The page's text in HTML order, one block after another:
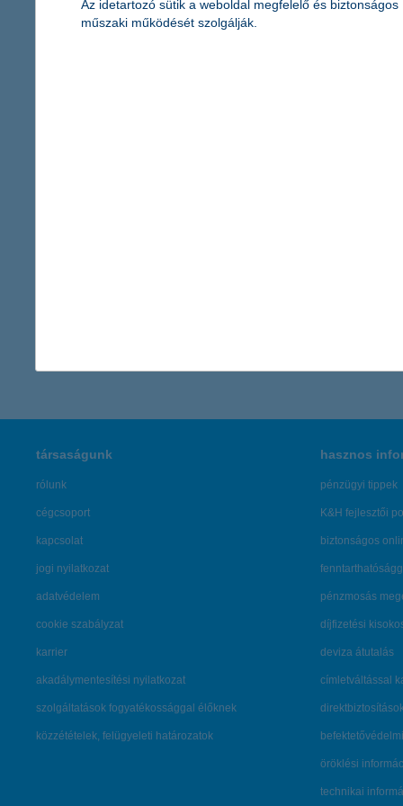
mérlegfőösszeg (IFRS konszolidált, nem auditált):
2 809
adózás utáni eredmény (IFRS konszolidált, nem auditált):
társaságunk
rólunk
cégcsoport
kapcsolat
jogi nyilatkozat
adatvédelem
cookie szabályzat
karrier
akadálymentesítési nyilatkozat
szolgáltatások fogyatékossággal élőknek
közzétételek, felügyeleti határozatok
hasznos
pénzügyi tippek
K&H fejlesztői
biztonságos
pénzmosás
díjfizetési
deviza átutalás
címletváltással
öröklési
technikai
Az idetartozó sütik a weboldal megfelelő és biztonságos
műszaki működését szolgálják.